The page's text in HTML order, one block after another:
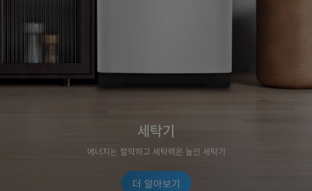
세탁기
에너지는 절약하고 세탁력은 높인 세탁기
더 알아보기